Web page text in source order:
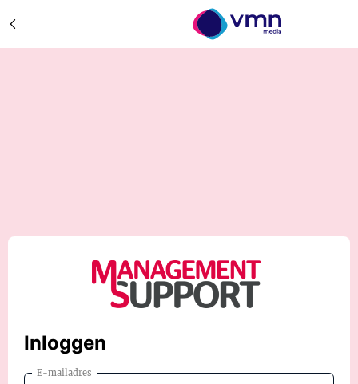
Inloggen
E-mailadres